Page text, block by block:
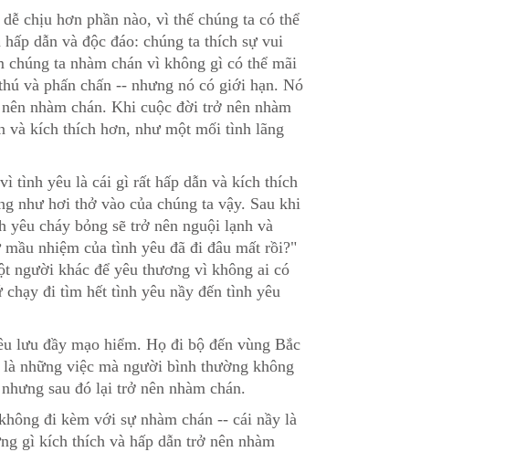
chịu hơn phần nào, vì thế chúng ta có thể
dẫn và độc đáo: chúng ta thích sự vui
ta nhàm chán vì không gì có thể mãi
và phấn chấn -- nhưng nó có giới hạn. Nó
nhàm chán. Khi cuộc đời trở nên nhàm
và kích thích hơn, như một mối tình lãng
tình yêu là cái gì rất hấp dẫn và kích thích
như hơi thở vào của chúng ta vậy. Sau khi
cháy bỏng sẽ trở nên nguội lạnh và
nhiệm của tình yêu đã đi đâu mất rồi?"
người khác để yêu thương vì không ai có
đi tìm hết tình yêu nầy đến tình yêu
lưu đầy mạo hiểm. Họ đi bộ đến vùng Bắc
những việc mà người bình thường không
sau đó lại trở nên nhàm chán.
đi kèm với sự nhàm chán -- cái nầy là
gì kích thích và hấp dẫn trở nên nhàm